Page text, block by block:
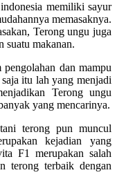
memiliki sayur
memasaknya.
Terong ungu juga
suatu makanan.
dan mampu
itu lah yang menjadi
Terong ungu
yang mencarinya.
terong pun muncul
kejadian yang
F1 merupakan salah
terong terbaik dengan